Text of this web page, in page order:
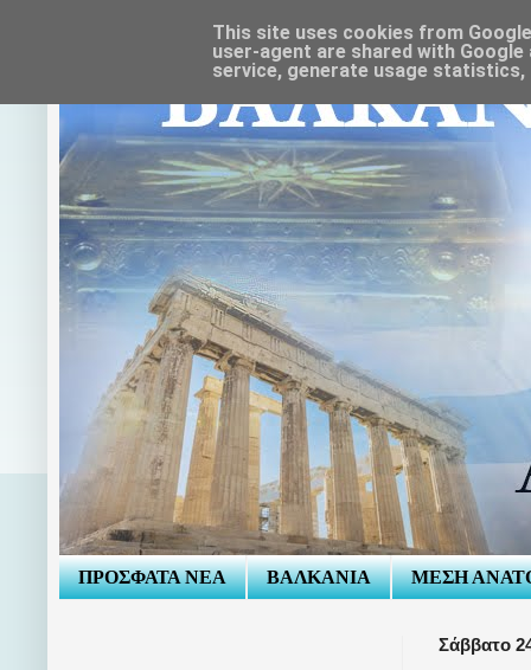
ΠΡΟΣΦΑΤΑ ΝΕΑ ΒΑΛΚΑΝΙΑ ΜΕΣΗ
Σάββατο
This site uses cookies from
user-agent are shared with
service, generate usage statistics,